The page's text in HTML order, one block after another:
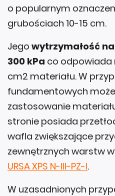
o popularnym
grubościach 10-15 cm.
Jego wytrzymałość
300 kPa co odpowiada
cm2 materiału. W
fundamentowych
zastosowanie
stronie posiada
wafla zwiększające
zewnętrznych warstw
URSA XPS N-III-PZ-I.
W uzasadnionych